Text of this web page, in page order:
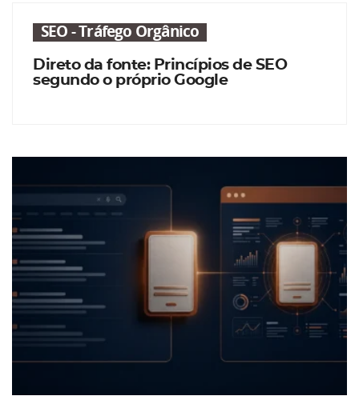
SEO - Tráfego Orgânico
Direto da fonte: Princípios de SEO
segundo o próprio Google